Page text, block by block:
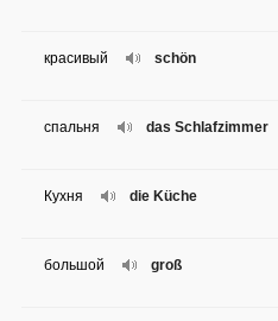
schön
красивый
das Schlafzimmer
спальня
die Küche
Кухня
groß
большой